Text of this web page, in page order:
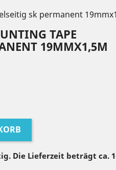
sk permanent
TAPE
19MMX1,5M
Die Lieferzeit beträgt ca.